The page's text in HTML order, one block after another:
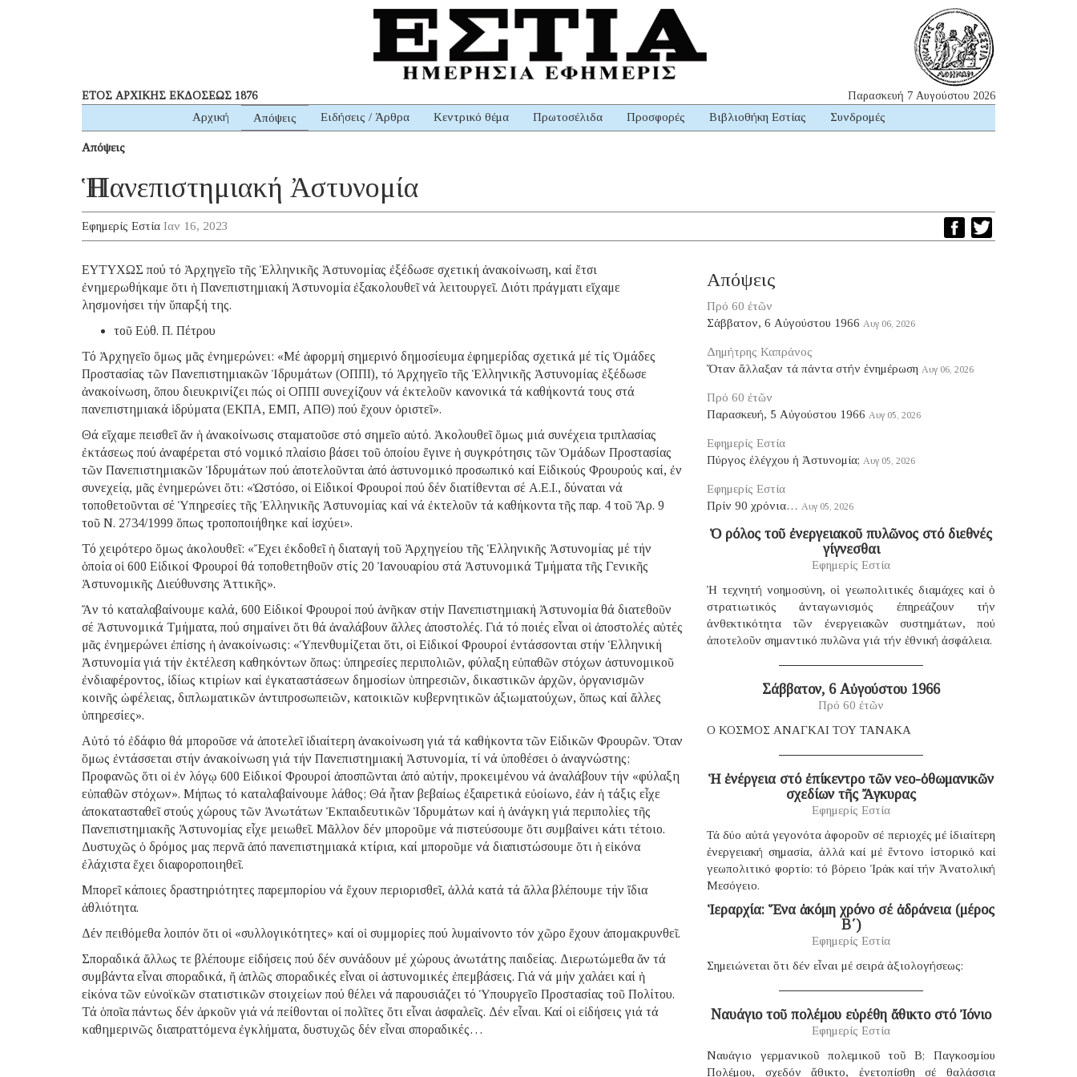
ΕΤΟΣ ΑΡΧΙΚΗΣ ΕΚΔΟΣΕΩΣ 1876 Παρασκευή 7 Αυγούστου 2026
Αρχική Απόψεις Ειδήσεις / Άρθρα Κεντρικό θέμα Πρωτοσέλιδα Προσφορές Βιβλιοθήκη Εστίας Συνδρομές
Απόψεις
Ἡ Πανεπιστημιακή Ἀστυνομία
Εφημερίς Εστία Ιαν 16, 2023
ΕΥΤΥΧΩΣ πού τό Ἀρχηγεῖο τῆς Ἑλληνικῆς Ἀστυνομίας ἐξέδωσε σχετική ἀνακοίνωση, καί ἔτσι
ἐνημερωθήκαμε ὅτι ἡ Πανεπιστημιακή Ἀστυνομία ἐξακολουθεῖ νά λειτουργεῖ. Διότι πράγματι εἴχαμε
λησμονήσει τήν ὕπαρξή της.
τοῦ Εὐθ. Π. Πέτρου
Τό Ἀρχηγεῖο ὅμως μᾶς ἐνημερώνει: «Μέ ἀφορμή σημερινό δημοσίευμα ἐφημερίδας σχετικά μέ τίς Ὁμάδες
Προστασίας τῶν Πανεπιστημιακῶν Ἱδρυμάτων (ΟΠΠΙ), τό Ἀρχηγεῖο τῆς Ἑλληνικῆς Ἀστυνομίας ἐξέδωσε
ἀνακοίνωση, ὅπου διευκρινίζει πώς οἱ ΟΠΠΙ συνεχίζουν νά ἐκτελοῦν κανονικά τά καθήκοντά τους στά
πανεπιστημιακά ἱδρύματα (ΕΚΠΑ, ΕΜΠ, ΑΠΘ) πού ἔχουν ὁριστεῖ».
Θά εἴχαμε πεισθεῖ ἄν ἡ ἀνακοίνωσις σταματοῦσε στό σημεῖο αὐτό. Ἀκολουθεῖ ὅμως μιά συνέχεια τριπλασίας
ἐκτάσεως πού ἀναφέρεται στό νομικό πλαίσιο βάσει τοῦ ὁποίου ἔγινε ἡ συγκρότησις τῶν Ὁμάδων Προστασίας
τῶν Πανεπιστημιακῶν Ἱδρυμάτων πού ἀποτελοῦνται ἀπό ἀστυνομικό προσωπικό καί Εἰδικούς Φρουρούς καί, ἐν
συνεχείᾳ, μᾶς ἐνημερώνει ὅτι: «Ὡστόσο, οἱ Εἰδικοί Φρουροί πού δέν διατίθενται σέ Α.Ε.Ι., δύναται νά
τοποθετοῦνται σέ Ὑπηρεσίες τῆς Ἑλληνικῆς Ἀστυνομίας καί νά ἐκτελοῦν τά καθήκοντα τῆς παρ. 4 τοῦ Ἄρ. 9
τοῦ Ν. 2734/1999 ὅπως τροποποιήθηκε καί ἰσχύει».
Τό χειρότερο ὅμως ἀκολουθεῖ: «Ἔχει ἐκδοθεῖ ἡ διαταγή τοῦ Ἀρχηγείου τῆς Ἑλληνικῆς Ἀστυνομίας μέ τήν
ὁποία οἱ 600 Εἰδικοί Φρουροί θά τοποθετηθοῦν στίς 20 Ἰανουαρίου στά Ἀστυνομικά Τμήματα τῆς Γενικῆς
Ἀστυνομικῆς Διεύθυνσης Ἀττικῆς».
Ἄν τό καταλαβαίνουμε καλά, 600 Εἰδικοί Φρουροί πού ἀνῆκαν στήν Πανεπιστημιακή Ἀστυνομία θά διατεθοῦν
σέ Ἀστυνομικά Τμήματα, πού σημαίνει ὅτι θά ἀναλάβουν ἄλλες ἀποστολές. Γιά τό ποιές εἶναι οἱ ἀποστολές αὐτές
μᾶς ἐνημερώνει ἐπίσης ἡ ἀνακοίνωσις: «Ὑπενθυμίζεται ὅτι, οἱ Εἰδικοί Φρουροί ἐντάσσονται στήν Ἑλληνική
Ἀστυνομία γιά τήν ἐκτέλεση καθηκόντων ὅπως: ὑπηρεσίες περιπολιῶν, φύλαξη εὐπαθῶν στόχων ἀστυνομικοῦ
ἐνδιαφέροντος, ἰδίως κτιρίων καί ἐγκαταστάσεων δημοσίων ὑπηρεσιῶν, δικαστικῶν ἀρχῶν, ὀργανισμῶν
κοινῆς ὠφέλειας, διπλωματικῶν ἀντιπροσωπειῶν, κατοικιῶν κυβερνητικῶν ἀξιωματούχων, ὅπως καί ἄλλες
ὑπηρεσίες».
Αὐτό τό ἐδάφιο θά μποροῦσε νά ἀποτελεῖ ἰδιαίτερη ἀνακοίνωση γιά τά καθήκοντα τῶν Εἰδικῶν Φρουρῶν. Ὅταν
ὅμως ἐντάσσεται στήν ἀνακοίνωση γιά τήν Πανεπιστημιακή Ἀστυνομία, τί νά ὑποθέσει ὁ ἀναγνώστης;
Προφανῶς ὅτι οἱ ἐν λόγῳ 600 Εἰδικοί Φρουροί ἀποσπῶνται ἀπό αὐτήν, προκειμένου νά ἀναλάβουν τήν «φύλαξη
εὐπαθῶν στόχων». Μήπως τό καταλαβαίνουμε λάθος; Θά ἦταν βεβαίως ἐξαιρετικά εὐοίωνο, ἐάν ἡ τάξις εἶχε
ἀποκατασταθεῖ στούς χώρους τῶν Ἀνωτάτων Ἐκπαιδευτικῶν Ἱδρυμάτων καί ἡ ἀνάγκη γιά περιπολίες τῆς
Πανεπιστημιακῆς Ἀστυνομίας εἶχε μειωθεῖ. Μᾶλλον δέν μποροῦμε νά πιστεύσουμε ὅτι συμβαίνει κάτι τέτοιο.
Δυστυχῶς ὁ δρόμος μας περνᾶ ἀπό πανεπιστημιακά κτίρια, καί μποροῦμε νά διαπιστώσουμε ὅτι ἡ εἰκόνα
ἐλάχιστα ἔχει διαφοροποιηθεῖ.
Μπορεῖ κάποιες δραστηριότητες παρεμπορίου νά ἔχουν περιορισθεῖ, ἀλλά κατά τά ἄλλα βλέπουμε τήν ἴδια
ἀθλιότητα.
Δέν πειθόμεθα λοιπόν ὅτι οἱ «συλλογικότητες» καί οἱ συμμορίες πού λυμαίνοντο τόν χῶρο ἔχουν ἀπομακρυνθεῖ.
Σποραδικά ἄλλως τε βλέπουμε εἰδήσεις πού δέν συνάδουν μέ χώρους ἀνωτάτης παιδείας. Διερωτώμεθα ἄν τά
συμβάντα εἶναι σποραδικά, ἤ ἁπλῶς σποραδικές εἶναι οἱ ἀστυνομικές ἐπεμβάσεις. Γιά νά μήν χαλάει καί ἡ
εἰκόνα τῶν εὐνοϊκῶν στατιστικῶν στοιχείων πού θέλει νά παρουσιάζει τό Ὑπουργεῖο Προστασίας τοῦ Πολίτου.
Τά ὁποῖα πάντως δέν ἀρκοῦν γιά νά πείθονται οἱ πολῖτες ὅτι εἶναι ἀσφαλεῖς. Δέν εἶναι. Καί οἱ εἰδήσεις γιά τά
καθημερινῶς διαπραττόμενα ἐγκλήματα, δυστυχῶς δέν εἶναι σποραδικές…
Απόψεις
Πρό 60 ἐτῶν
Σάββατον, 6 Αὐγούστου 1966 Αυγ 06, 2026
Δημήτρης Καπράνος
Ὅταν ἄλλαξαν τά πάντα στήν ἐνημέρωση Αυγ 06, 2026
Πρό 60 ἐτῶν
Παρασκευή, 5 Αὐγούστου 1966 Αυγ 05, 2026
Εφημερίς Εστία
Πύργος ἐλέγχου ἡ Ἀστυνομία; Αυγ 05, 2026
Εφημερίς Εστία
Πρίν 90 χρόνια… Αυγ 05, 2026
Ὁ ρόλος τοῦ ἐνεργειακοῦ πυλῶνος στό διεθνές
γίγνεσθαι
Εφημερίς Εστία
Ἡ τεχνητή νοημοσύνη, οἱ γεωπολιτικές διαμάχες καί ὁ
στρατιωτικός ἀνταγωνισμός ἐπηρεάζουν τήν
ἀνθεκτικότητα τῶν ἐνεργειακῶν συστημάτων, πού
ἀποτελοῦν σημαντικό πυλῶνα γιά τήν ἐθνική ἀσφάλεια.
Σάββατον, 6 Αὐγούστου 1966
Πρό 60 ἐτῶν
Ο ΚΟΣΜΟΣ ΑΝΑΓΚΑΙ ΤΟΥ ΤΑΝΑΚΑ
Ἡ ἐνέργεια στό ἐπίκεντρο τῶν νεο-ὀθωμανικῶν
σχεδίων τῆς Ἄγκυρας
Εφημερίς Εστία
Τά δύο αὐτά γεγονότα ἀφοροῦν σέ περιοχές μέ ἰδιαίτερη
ἐνεργειακή σημασία, ἀλλά καί μέ ἔντονο ἱστορικό καί
γεωπολιτικό φορτίο: τό βόρειο Ἰράκ καί τήν Ἀνατολική
Μεσόγειο.
Ἱεραρχία: Ἕνα ἀκόμη χρόνο σέ ἀδράνεια (μέρος
B΄)
Εφημερίς Εστία
Σημειώνεται ὅτι δέν εἶναι μέ σειρά ἀξιολογήσεως:
Ναυάγιο τοῦ πολέμου εὑρέθη ἄθικτο στό Ἰόνιο
Εφημερίς Εστία
Ναυάγιο γερμανικοῦ πολεμικοῦ τοῦ B; Παγκοσμίου
Πολέμου, σχεδόν ἄθικτο, ἐνετοπίσθη σέ θαλάσσια